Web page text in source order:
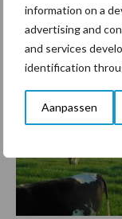
information on a
advertising and
and services
identification
Aanpassen
als koeien
17 juli 2026